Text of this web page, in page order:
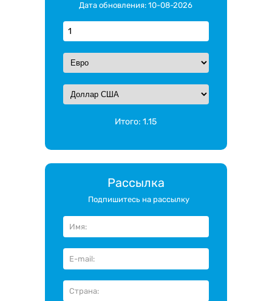
Дата обновления: 10-08-2026
Итого:1.15
Рассылка
Подпишитесь на рассылку